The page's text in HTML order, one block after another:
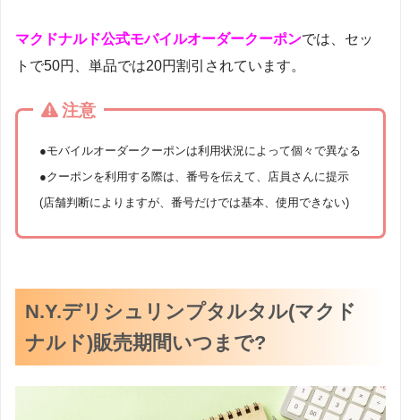
マクドナルド公式モバイルオーダークーポンでは、セッ
トで50円、単品では20円割引されています。
注意
●モバイルオーダークーポンは利用状況によって個々で異なる
●クーポンを利用する際は、番号を伝えて、店員さんに提示
(店舗判断によりますが、番号だけでは基本、使用できない)
N.Y.デリシュリンプタルタル(マクド
ナルド)販売期間いつまで?